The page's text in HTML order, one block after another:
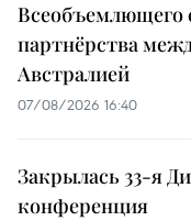
Всеобъемлющего
партнёрства
Австралией
07/08/2026 16:40
Закрылась 33-я
конференция